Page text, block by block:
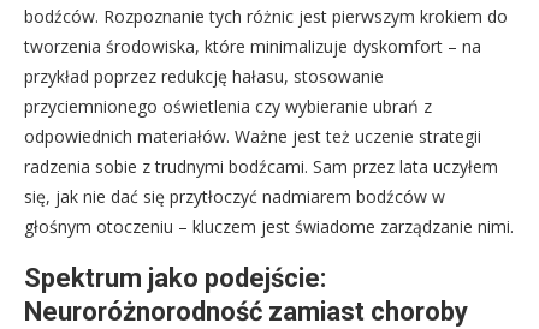
bodźców. Rozpoznanie tych różnic jest pierwszym krokiem do
tworzenia środowiska, które minimalizuje dyskomfort – na
przykład poprzez redukcję hałasu, stosowanie
przyciemnionego oświetlenia czy wybieranie ubrań z
odpowiednich materiałów. Ważne jest też uczenie strategii
radzenia sobie z trudnymi bodźcami. Sam przez lata uczyłem
się, jak nie dać się przytłoczyć nadmiarem bodźców w
głośnym otoczeniu – kluczem jest świadome zarządzanie nimi.
Spektrum jako podejście:
Neuroróżnorodność zamiast choroby